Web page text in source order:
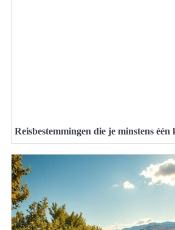
Reisbestemmingen die je minstens één